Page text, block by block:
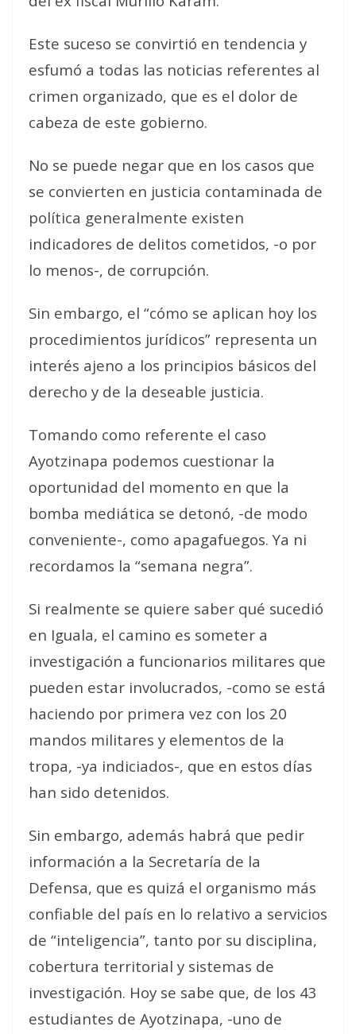
Este suceso se convirtió en tendencia y
esfumó a todas las noticias referentes al
crimen organizado, que es el dolor de
cabeza de este gobierno.
No se puede negar que en los casos que
se convierten en justicia contaminada de
política generalmente existen
indicadores de delitos cometidos, -o por
lo menos-, de corrupción.
Sin embargo, el “cómo se aplican hoy los
procedimientos jurídicos” representa un
interés ajeno a los principios básicos del
derecho y de la deseable justicia.
Tomando como referente el caso
Ayotzinapa podemos cuestionar la
oportunidad del momento en que la
bomba mediática se detonó, -de modo
conveniente-, como apagafuegos. Ya ni
recordamos la “semana negra”.
Si realmente se quiere saber qué sucedió
en Iguala, el camino es someter a
investigación a funcionarios militares que
pueden estar involucrados, -como se está
haciendo por primera vez con los 20
mandos militares y elementos de la
tropa, -ya indiciados-, que en estos días
han sido detenidos.
Sin embargo, además habrá que pedir
información a la Secretaría de la
Defensa, que es quizá el organismo más
confiable del país en lo relativo a servicios
de “inteligencia”, tanto por su disciplina,
cobertura territorial y sistemas de
investigación. Hoy se sabe que, de los 43
estudiantes de Ayotzinapa, -uno de